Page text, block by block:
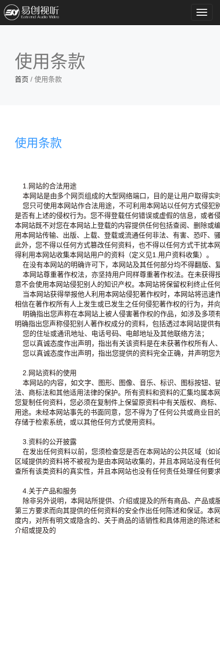
使用条款
首页 / 使用条款
使用条款
1.网站的合法用途
本网站是由多个网页组成的大型网络端口，目的是让用户取得实
您只可使用本网站作合法用途，不可利用本网站以任何方式侵犯
是否有上述的侵权行为。您不得登载任何错误或虚假的信息，或
本网站既不对您在本网站上登载的内容提供任何包括查阅、删除
用本网站传输、出版、上载、登载或流通任何非法、有害、恐吓
此外，您不得以任何方式篡改任何资料，也不得以任何方式干扰
得利用本网站收集本网站用户的资料（定义见1.用户资料收集）。
在没有本网站的明确许可下，本网站及其任何部分均不得翻版、
本网站尊重著作权法，亦坚持用户同样尊重著作权法。在未获得
意不会使用本网站侵犯别人的知识产权。本网站将保留权利终止
当本网站获得举报他人利用本网站侵犯著作权时，本网站将迅速
相信在著作权所有人上发生或已发生之任何侵犯著作权的行为，并
明确指出您声称在本网站上被人侵害著作权的作品，如涉及多项
明确指出您声称侵犯别人著作权成分的资料，包括透过本网站提供
您的住址或通讯地址、电话号码、电邮地址及其他联络方法；
您以真诚态度作出声明，指出有关该资料是在未获著作权所有人
您以真诚态度作出声明，指出您提供的资料完全正确，并声明您
2.网站资料的使用
本网站的内容，如文字、图形、图像、音乐、标识、图标按钮、
法、商标法和其他适用法律的保护。所有资料和资料的汇集均属
您复制任何资料，您必须在复制件上保留原资料中有关版权、商
用途。未经本网站事先的书面同意，您不得为了任何公共或商业
存储于检索系统，或以其他任何方式使用资料。
3.资料的公开披露
在发出任何资料以前，您须检查您是否在本网站的公共区域（如
区域提供的资料将不被视为是由本网站收集的，并且本网站没有
查所有该类资料的真实性，并且本网站也没有任何责任处理任何要
4.关于产品和服务
除非另外说明，本网站所提供、介绍或提及的所有商品、产品或
第三方要求而向其提供的任何资料的安全作出任何陈述和保证。
度内，对所有明文或隐含的、关于商品的适销性和具体用途的陈
介绍或提及的